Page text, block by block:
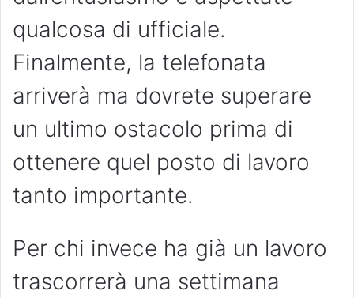
qualcosa di ufficiale.
Finalmente, la telefonata
arriverà ma dovrete superare
un ultimo ostacolo prima di
ottenere quel posto di lavoro
tanto importante.
Per chi invece ha già un lavoro
trascorrerà una settimana